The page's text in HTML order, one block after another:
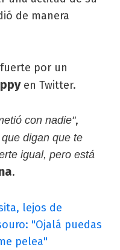
de manera
por un
en Twitter.
con nadie",
digan que te
igual, pero está
.
lejos de
"Ojalá puedas
pelea"